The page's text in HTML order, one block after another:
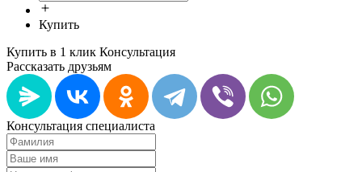
Купить
Купить в 1 клик Консультация
Рассказать друзьям
Консультация специалиста